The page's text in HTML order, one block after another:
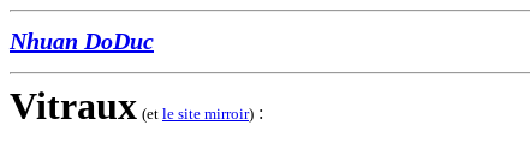
Nhuan DoDuc
Vitraux (et le site mirroir) :